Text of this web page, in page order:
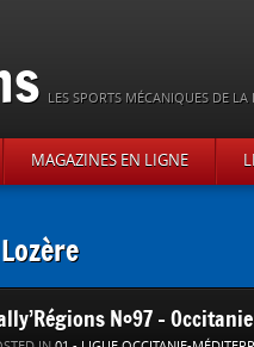
LES SPORTS MÉCANIQUES DE
MAGAZINES EN LIGNE
N°97 – Occitanie